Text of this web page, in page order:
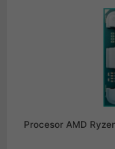
kto szuka
procesor. To
Procesor AMD